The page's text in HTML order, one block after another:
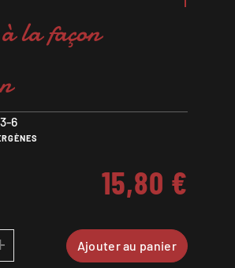
la façon
6
15,80 €
Ajouter au panier